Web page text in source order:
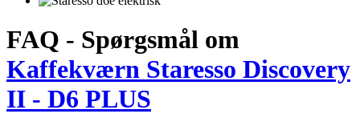
FAQ - Spørgsmål om
Kaffekværn Staresso Discovery
II - D6 PLUS